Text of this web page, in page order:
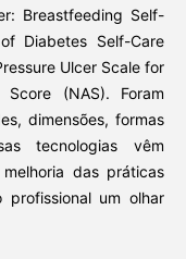
Breastfeeding Self-
Diabetes Self-Care
Ulcer Scale for
(NAS). Foram
dimensões, formas
tecnologias vêm
das práticas
um olhar